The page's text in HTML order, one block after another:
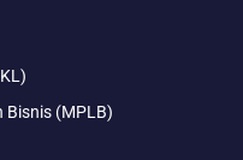
Bisnis (MPLB)